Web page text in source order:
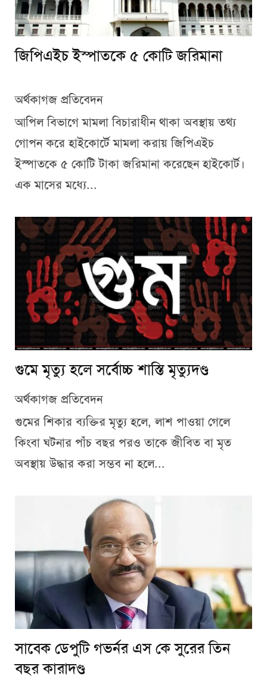
জিপিএইচ ইস্পাতকে ৫ কোটি জরিমানা
অর্থকাগজ প্রতিবেদন
আপিল বিভাগে মামলা বিচারাধীন থাকা অবস্থায় তথ্য
গোপন করে হাইকোর্টে মামলা করায় জিপিএইচ
ইস্পাতকে ৫ কোটি টাকা জরিমানা করেছেন হাইকোর্ট।
এক মাসের মধ্যে...
গুমে মৃত্যু হলে সর্বোচ্চ শাস্তি মৃত্যুদণ্ড
অর্থকাগজ প্রতিবেদন
গুমের শিকার ব্যক্তির মৃত্যু হলে, লাশ পাওয়া গেলে
কিংবা ঘটনার পাঁচ বছর পরও তাকে জীবিত বা মৃত
অবস্থায় উদ্ধার করা সম্ভব না হলে...
সাবেক ডেপুটি গভর্নর এস কে সুরের তিন
বছর কারাদণ্ড